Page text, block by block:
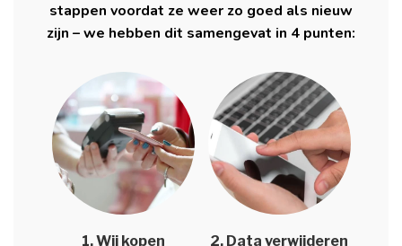
stappen voordat ze weer zo goed als nieuw
zijn – we hebben dit samengevat in 4 punten:
1. Wij kopen
2. Data verwijderen